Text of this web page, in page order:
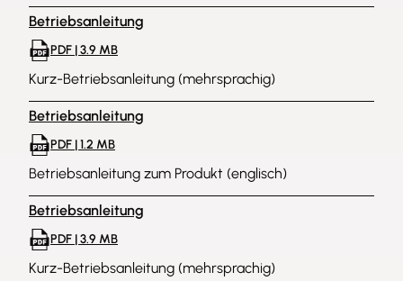
Überwachung rund um die Uhr ausgestattet.
Betriebsanleitung
PDF | 3.9 MB
Kurz-Betriebsanleitung (mehrsprachig)
Betriebsanleitung
PDF | 1.2 MB
Betriebsanleitung zum Produkt (englisch)
Betriebsanleitung
PDF | 3.9 MB
Kurz-Betriebsanleitung (mehrsprachig)